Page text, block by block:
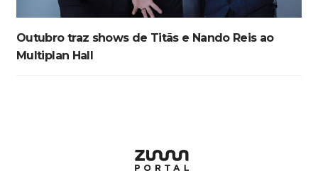
Outubro traz shows de Titãs e Nando Reis ao
Multiplan Hall